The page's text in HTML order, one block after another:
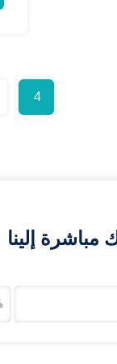
4
إلينا